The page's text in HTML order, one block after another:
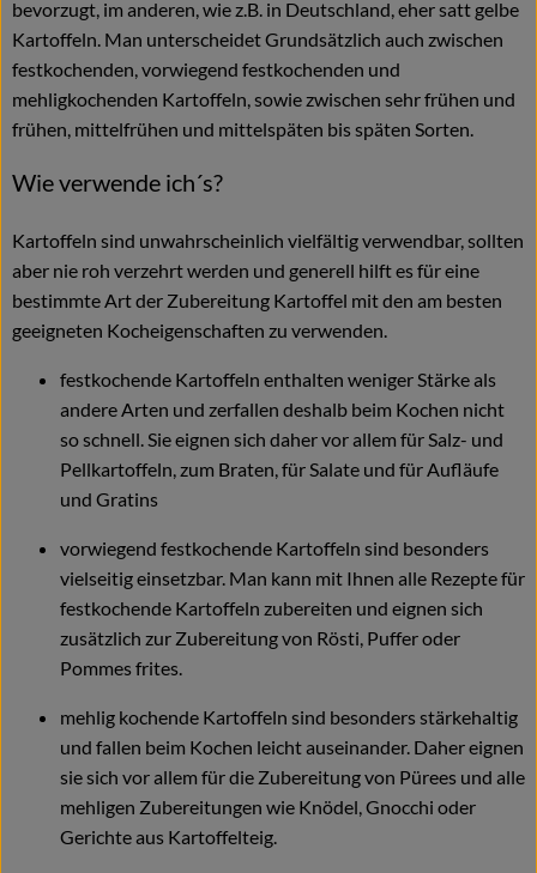
bevorzugt, im anderen, wie z.B. in Deutschland, eher satt gelbe
Kartoffeln. Man unterscheidet Grundsätzlich auch zwischen
festkochenden, vorwiegend festkochenden und
mehligkochenden Kartoffeln, sowie zwischen sehr frühen und
frühen, mittelfrühen und mittelspäten bis späten Sorten.
Wie verwende ich´s?
Kartoffeln sind unwahrscheinlich vielfältig verwendbar, sollten
aber nie roh verzehrt werden und generell hilft es für eine
bestimmte Art der Zubereitung Kartoffel mit den am besten
geeigneten Kocheigenschaften zu verwenden.
festkochende Kartoffeln enthalten weniger Stärke als
andere Arten und zerfallen deshalb beim Kochen nicht
so schnell. Sie eignen sich daher vor allem für Salz- und
Pellkartoffeln, zum Braten, für Salate und für Aufläufe
und Gratins
vorwiegend festkochende Kartoffeln sind besonders
vielseitig einsetzbar. Man kann mit Ihnen alle Rezepte für
festkochende Kartoffeln zubereiten und eignen sich
zusätzlich zur Zubereitung von Rösti, Puffer oder
Pommes frites.
mehlig kochende Kartoffeln sind besonders stärkehaltig
und fallen beim Kochen leicht auseinander. Daher eignen
sie sich vor allem für die Zubereitung von Pürees und alle
mehligen Zubereitungen wie Knödel, Gnocchi oder
Gerichte aus Kartoffelteig.